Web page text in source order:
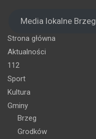
Media lokalne
Strona główna
Aktualności
112
Sport
Kultura
Gminy
Brzeg
Grodków